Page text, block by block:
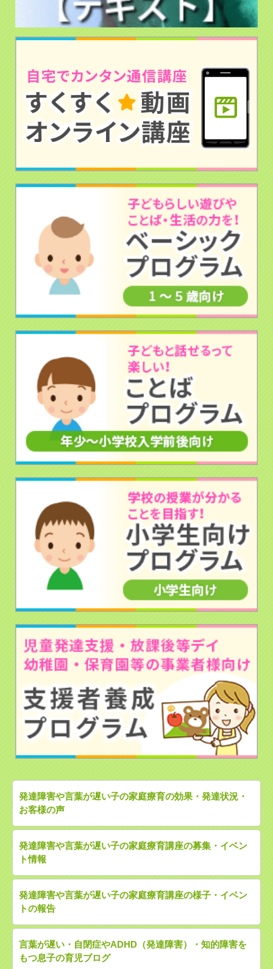
発達障害や言葉が遅い子の家庭療育の効果・発達状況・
お客様の声
発達障害や言葉が遅い子の家庭療育講座の募集・イベン
ト情報
発達障害や言葉が遅い子の家庭療育講座の様子・イベン
トの報告
言葉が遅い・自閉症やADHD（発達障害）・知的障害を
もつ息子の育児ブログ